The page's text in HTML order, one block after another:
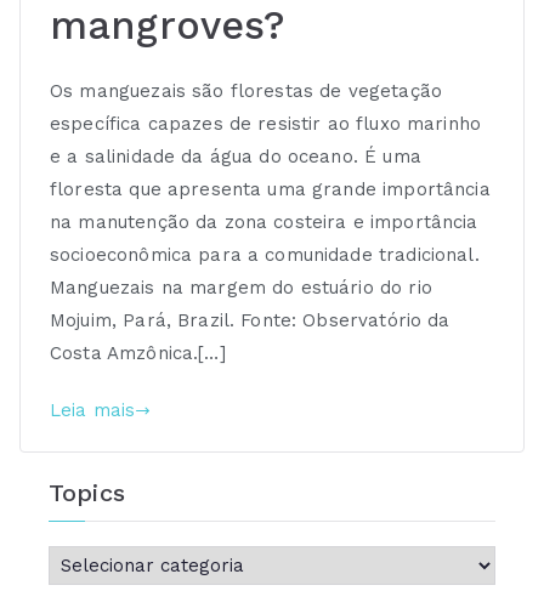
mangroves?
Os manguezais são florestas de vegetação
específica capazes de resistir ao fluxo marinho
e a salinidade da água do oceano. É uma
floresta que apresenta uma grande importância
na manutenção da zona costeira e importância
socioeconômica para a comunidade tradicional.
Manguezais na margem do estuário do rio
Mojuim, Pará, Brazil. Fonte: Observatório da
Costa Amzônica.[…]
Leia mais
Topics